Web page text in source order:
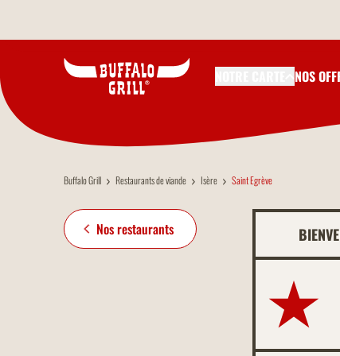
NOS
Buffalo Grill Restaurants de viande Isère Saint Egrève
Nos restaurants